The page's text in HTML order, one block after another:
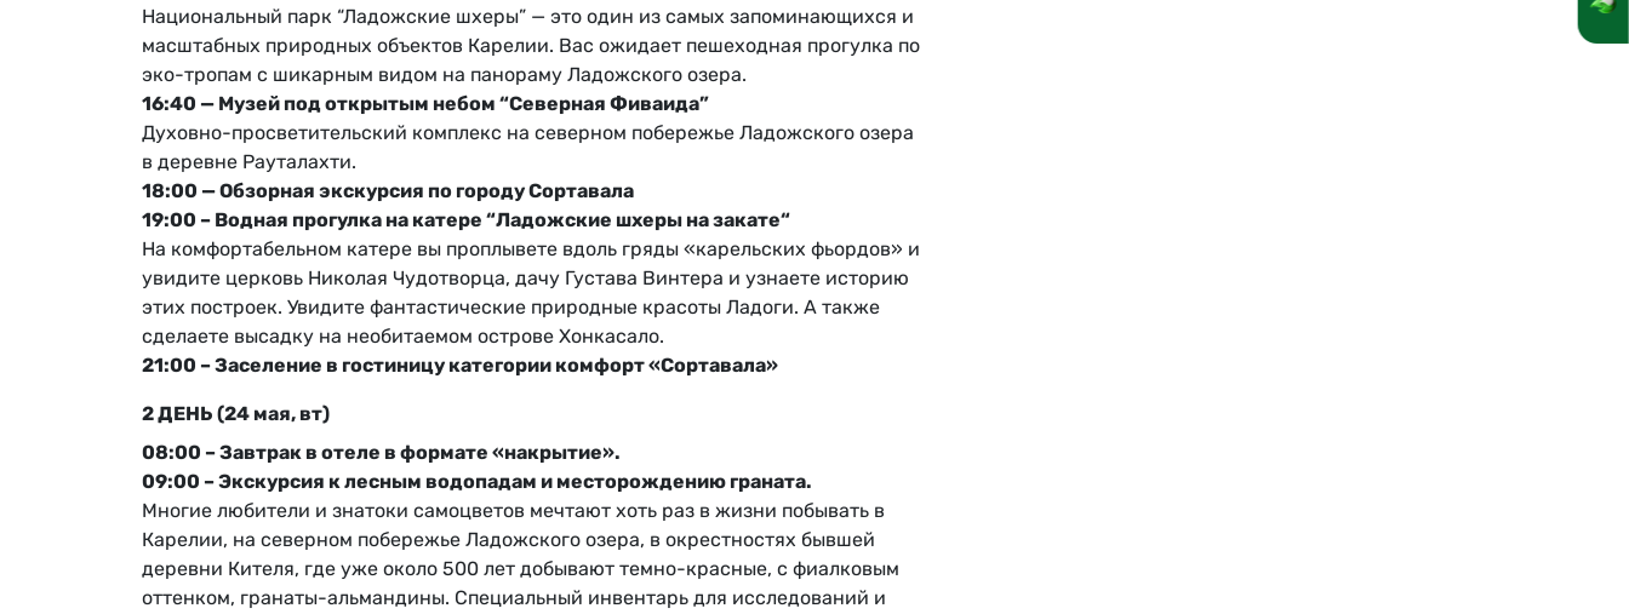
Национальный парк “Ладожские шхеры” — это один из самых запоминающихся и
масштабных природных объектов Карелии. Вас ожидает пешеходная прогулка по
эко-тропам с шикарным видом на панораму Ладожского озера.
16:40 — Музей под открытым небом “Северная Фиваида”
Духовно-просветительский комплекс на северном побережье Ладожского озера
в деревне Рауталахти.
18:00 — Обзорная экскурсия по городу Сортавала
19:00 – Водная прогулка на катере “Ладожские шхеры на закате“
На комфортабельном катере вы проплывете вдоль гряды «карельских фьордов» и
увидите церковь Николая Чудотворца, дачу Густава Винтера и узнаете историю
этих построек. Увидите фантастические природные красоты Ладоги. А также
сделаете высадку на необитаемом острове Хонкасало.
21:00 – Заселение в гостиницу категории комфорт «Сортавала»
2 ДЕНЬ (24 мая, вт)
08:00 – Завтрак в отеле в формате «накрытие».
09:00 – Экскурсия к лесным водопадам и месторождению граната.
Многие любители и знатоки самоцветов мечтают хоть раз в жизни побывать в
Карелии, на северном побережье Ладожского озера, в окрестностях бывшей
деревни Кителя, где уже около 500 лет добывают темно-красные, с фиалковым
оттенком, гранаты-альмандины. Специальный инвентарь для исследований и